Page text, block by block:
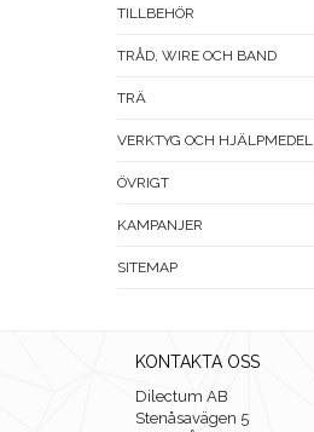
TILLBEHÖR
TRÅD, WIRE OCH BAND
TRÄ
VERKTYG OCH HJÄLPMEDEL
ÖVRIGT
KAMPANJER
SITEMAP
KONTAKTA OSS
Dilectum AB
Stenåsavägen 5